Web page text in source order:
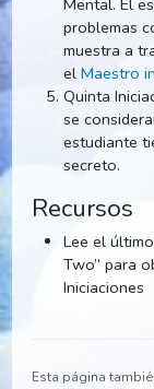
ser capaz
estado de
Cuarta
Mental. El
muestra a
elMaestro
se